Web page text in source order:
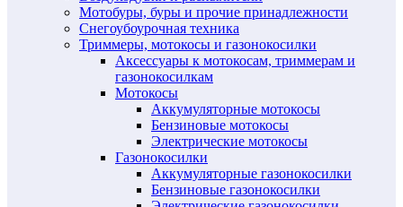
Мотобуры, буры и прочие принадлежности
Снегоубоурочная техника
Триммеры, мотокосы и газонокосилки
Аксессуары к мотокосам, триммерам и
газонокосилкам
Мотокосы
Аккумуляторные мотокосы
Бензиновые мотокосы
Электрические мотокосы
Газонокосилки
Аккумуляторные газонокосилки
Бензиновые газонокосилки